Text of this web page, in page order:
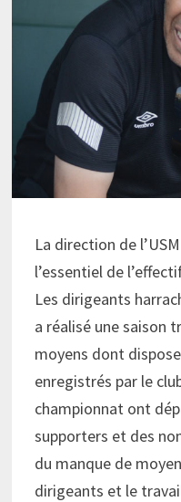
La direction de
l’essentiel de
Les dirigeants
a réalisé une saison
moyens dont
enregistrés par le
championnat ont
supporters et des
du manque de
dirigeants et le